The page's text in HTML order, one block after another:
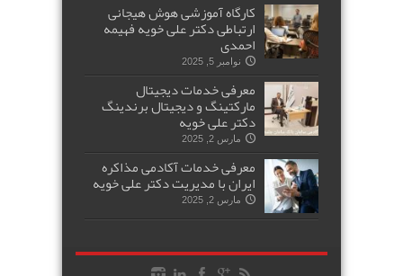
کارگاه آموزشی هوش هیجانی
ارتباطی دکتر علی خویه فهیمه
احمدی
نوامبر 5, 2025
معرفی خدمات دیجیتال
مارکتینگ و دیجیتال برندینگ
دکتر علی خویه
مارس 2, 2025
معرفی خدمات آکادمی مذاکره
ایران با مدیریت دکتر علی خویه
مارس 2, 2025